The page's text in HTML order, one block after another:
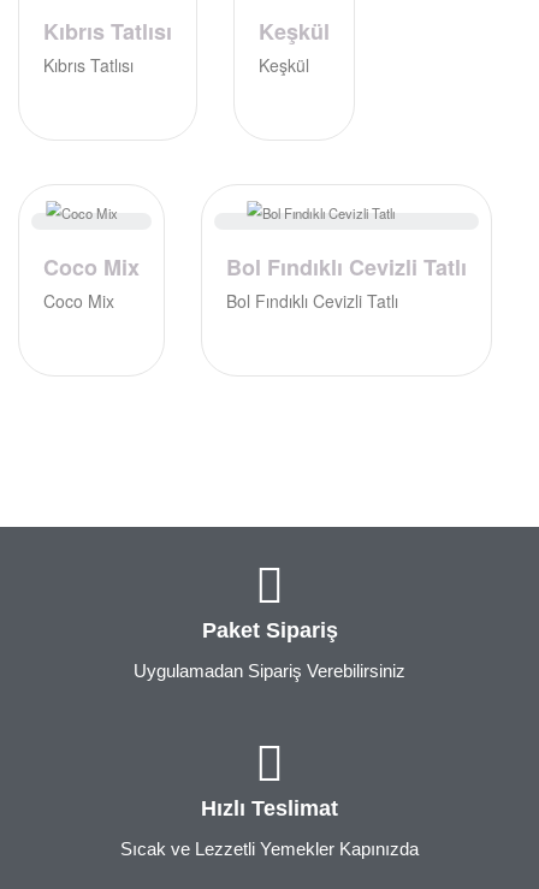
Kıbrıs Tatlısı
Kıbrıs Tatlısı
Keşkül
Keşkül
Coco Mix
Coco Mix
Bol Fındıklı Cevizli Tatlı
Bol Fındıklı Cevizli Tatlı
Paket Sipariş
Uygulamadan Sipariş Verebilirsiniz
Hızlı Teslimat
Sıcak ve Lezzetli Yemekler Kapınızda